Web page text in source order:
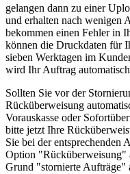
gelangen dann zu einer
und erhalten nach wenigen
bekommen einen Fehler in
können die Druckdaten für
sieben Werktagen im
wird Ihr Auftrag
Sollten Sie vor der
Rücküberweisung
Vorauskasse oder
bitte jetzt Ihre
Sie bei der
Option "Rücküberweisung"
Grund "stornierte Aufträge"